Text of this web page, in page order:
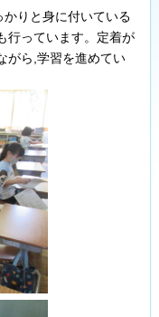
りと身に付いている
行っています。定着が
がら,学習を進めてい